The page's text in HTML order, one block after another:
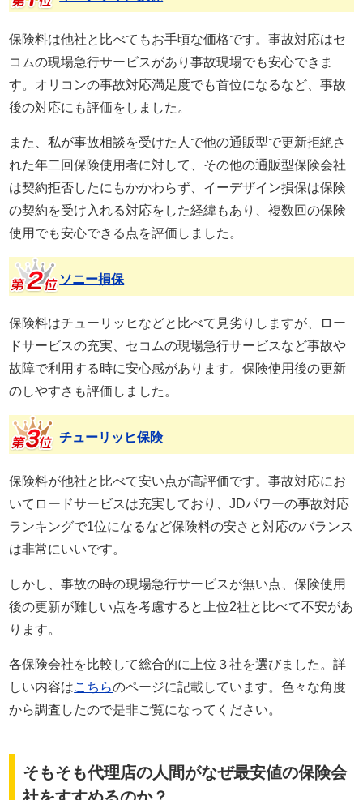
保険料は他社と比べてもお手頃な価格です。事故対応はセ
コムの現場急行サービスがあり事故現場でも安心できま
す。オリコンの事故対応満足度でも首位になるなど、事故
後の対応にも評価をしました。
また、私が事故相談を受けた人で他の通販型で更新拒絶さ
れた年二回保険使用者に対して、その他の通販型保険会社
は契約拒否したにもかかわらず、イーデザイン損保は保険
の契約を受け入れる対応をした経緯もあり、複数回の保険
使用でも安心できる点を評価しました。
ソニー損保
保険料はチューリッヒなどと比べて見劣りしますが、ロー
ドサービスの充実、セコムの現場急行サービスなど事故や
故障で利用する時に安心感があります。保険使用後の更新
のしやすさも評価しました。
チューリッヒ保険
保険料が他社と比べて安い点が高評価です。事故対応にお
いてロードサービスは充実しており、JDパワーの事故対応
ランキングで1位になるなど保険料の安さと対応のバランス
は非常にいいです。
しかし、事故の時の現場急行サービスが無い点、保険使用
後の更新が難しい点を考慮すると上位2社と比べて不安があ
ります。
各保険会社を比較して総合的に上位３社を選びました。詳
しい内容はこちらのページに記載しています。色々な角度
から調査したので是非ご覧になってください。
そもそも代理店の人間がなぜ最安値の保険会